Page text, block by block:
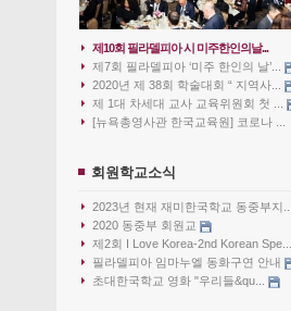
제10회 필라델피아 시 미주한인의날...
제7회 필라델피아 ‘미주 한인의 날’...
2020년 제 38회 학술대회 “ 지역사...
제 1대 차세대 교사 교육위원회 첫 ...
[뉴욕총영사관 한국교육원] 코로나 ...
회원학교소식
2023년 현재 재미한국학교 동중부지...
2020 동중부 회원교
제2회 I Love Korea-2nd Korean Spe...
필라델피아 임마누엘 동화구연 안내
초대한국학교 영화 "우리들&qu...